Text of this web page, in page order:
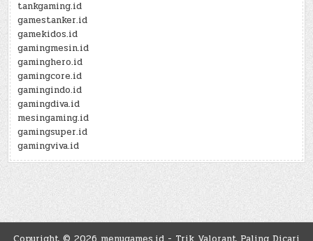
tankgaming.id
gamestanker.id
gamekidos.id
gamingmesin.id
gaminghero.id
gamingcore.id
gamingindo.id
gamingdiva.id
mesingaming.id
gamingsuper.id
gamingviva.id